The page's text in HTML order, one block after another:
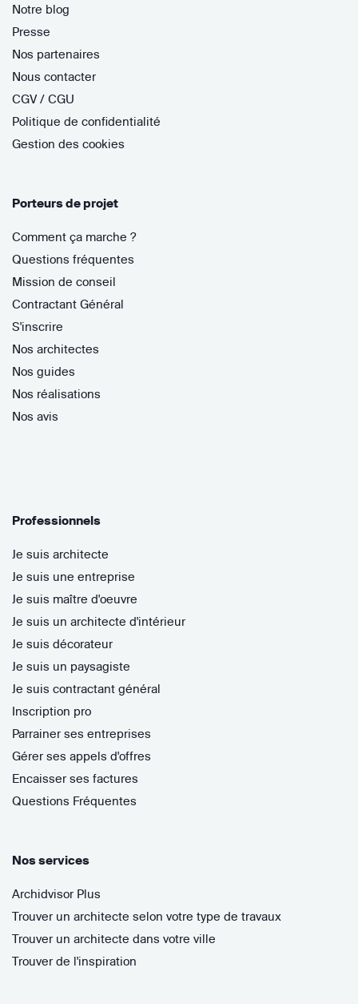
Notre blog
Presse
Nos partenaires
Nous contacter
CGV / CGU
Politique de confidentialité
Gestion des cookies
Porteurs de projet
Comment ça marche ?
Questions fréquentes
Mission de conseil
Contractant Général
S'inscrire
Nos architectes
Nos guides
Nos réalisations
Nos avis
Professionnels
Je suis architecte
Je suis une entreprise
Je suis maître d'oeuvre
Je suis un architecte d'intérieur
Je suis décorateur
Je suis un paysagiste
Je suis contractant général
Inscription pro
Parrainer ses entreprises
Gérer ses appels d'offres
Encaisser ses factures
Questions Fréquentes
Nos services
Archidvisor Plus
Trouver un architecte selon votre type de travaux
Trouver un architecte dans votre ville
Trouver de l'inspiration